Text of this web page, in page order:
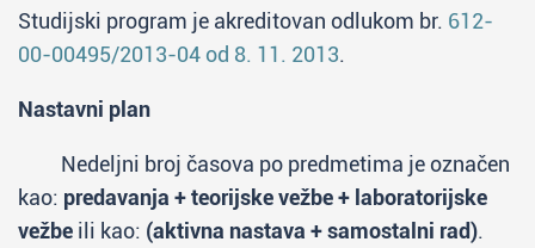
Završene osnovne akademske studije u
obimu od 240 ESPB.
Ciljevi studijskog programa
Primarni cilj studijskog programa je da
omogući studentima sticanje master diplome
koja će (zajedno sa diplomom osnovnih
Studijski program je akreditovan odlukom br. 612-
00-00495/2013-04 od 8. 11. 2013.
Nastavni plan
Nedeljni broj časova po predmetima je označen
kao: predavanja + teorijske vežbe + laboratorijske
vežbe ili kao: (aktivna nastava + samostalni rad).